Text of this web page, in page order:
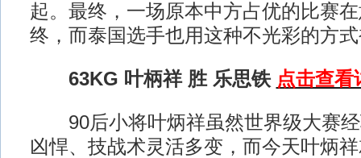
起。最终，一场原本中方占优的比赛
终，而泰国选手也用这种不光彩的方
63KG 叶柄祥 胜 乐思铁 点击查看
90后小将叶炳祥虽然世界级大赛经
凶悍、技战术灵活多变，而今天叶炳